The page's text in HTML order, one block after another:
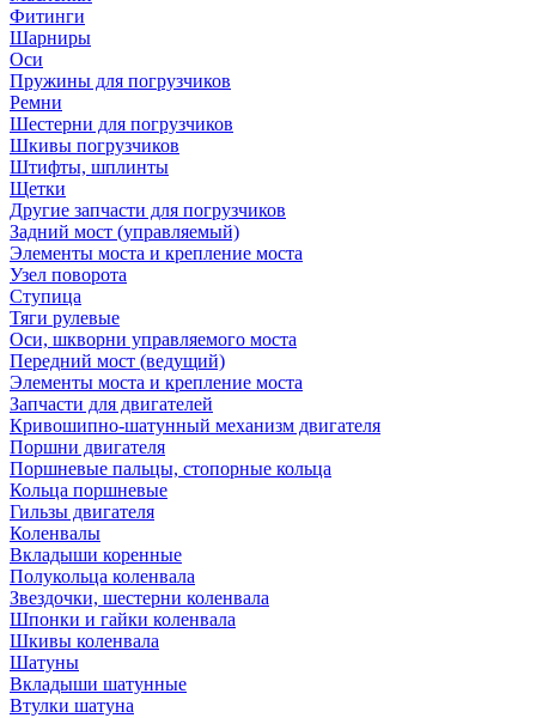
Фитинги
Шарниры
Оси
Пружины для погрузчиков
Ремни
Шестерни для погрузчиков
Шкивы погрузчиков
Штифты, шплинты
Щетки
Другие запчасти для погрузчиков
Задний мост (управляемый)
Элементы моста и крепление моста
Узел поворота
Ступица
Тяги рулевые
Оси, шкворни управляемого моста
Передний мост (ведущий)
Элементы моста и крепление моста
Запчасти для двигателей
Кривошипно-шатунный механизм двигателя
Поршни двигателя
Поршневые пальцы, стопорные кольца
Кольца поршневые
Гильзы двигателя
Коленвалы
Вкладыши коренные
Полукольца коленвала
Звездочки, шестерни коленвала
Шпонки и гайки коленвала
Шкивы коленвала
Шатуны
Вкладыши шатунные
Втулки шатуна